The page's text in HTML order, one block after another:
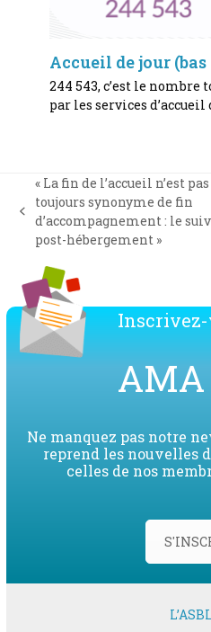
Accueil de jour (bas
244 543, c’est le nombre
par les services d’accueil
previous
post:
« La fin de l’accueil n’est pas
toujours synonyme de fin
d’accompagnement : le
post-hébergement »
Inscrivez-
Ne manquez pas notre
reprend les nouvelles
celles de nos